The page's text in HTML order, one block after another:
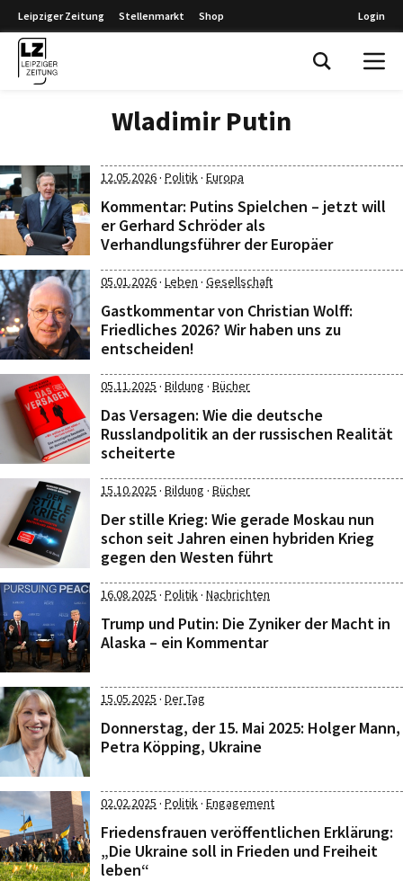
Leipziger Zeitung Stellenmarkt Shop Login
Wladimir Putin
12.05.2026· Politik· Europa
Kommentar: Putins Spielchen – jetzt will
er Gerhard Schröder als
Verhandlungsführer der Europäer
05.01.2026· Leben · Gesellschaft
Gastkommentar von Christian Wolff:
Friedliches 2026? Wir haben uns zu
entscheiden!
05.11.2025 · Bildung · Bücher
Das Versagen: Wie die deutsche
Russlandpolitik an der russischen Realität
scheiterte
15.10.2025 · Bildung · Bücher
Der stille Krieg: Wie gerade Moskau nun
schon seit Jahren einen hybriden Krieg
gegen den Westen führt
16.08.2025 · Politik· Nachrichten
Trump und Putin: Die Zyniker der Macht in
Alaska – ein Kommentar
15.05.2025 · Der Tag
Donnerstag, der 15. Mai 2025: Holger Mann,
Petra Köpping, Ukraine
02.02.2025 · Politik· Engagement
Friedensfrauen veröffentlichen Erklärung:
„Die Ukraine soll in Frieden und Freiheit
leben“